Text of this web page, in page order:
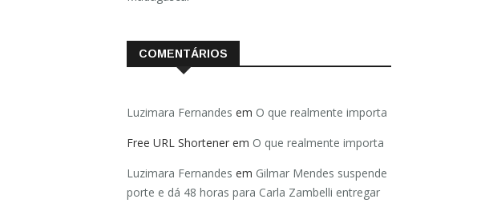
COMENTÁRIOS
Luzimara Fernandes em O que realmente importa
Free URL Shortener em O que realmente importa
Luzimara Fernandes em Gilmar Mendes suspende
porte e dá 48 horas para Carla Zambelli entregar